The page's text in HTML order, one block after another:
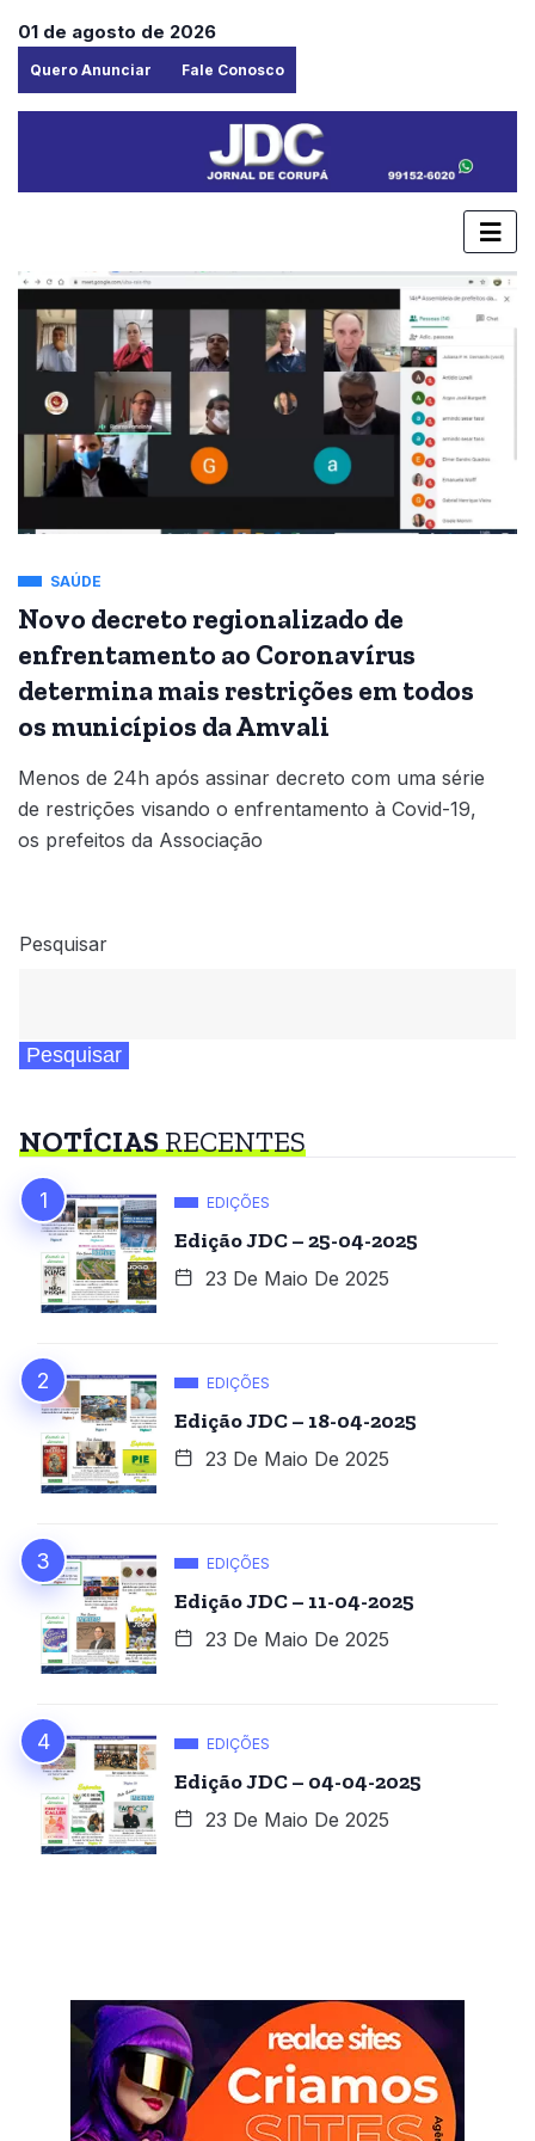
01 de agosto de 2026
Quero Anunciar Fale Conosco
SAÚDE
Novo decreto regionalizado de
enfrentamento ao Coronavírus
determina mais restrições em todos
os municípios da Amvali
Menos de 24h após assinar decreto com uma série
de restrições visando o enfrentamento à Covid-19,
os prefeitos da Associação
Pesquisar
Pesquisar
NOTÍCIASRECENTES
EDIÇÕES
Edição JDC – 25-04-2025
23 De Maio De 2025
EDIÇÕES
Edição JDC – 18-04-2025
23 De Maio De 2025
EDIÇÕES
Edição JDC – 11-04-2025
23 De Maio De 2025
EDIÇÕES
Edição JDC – 04-04-2025
23 De Maio De 2025